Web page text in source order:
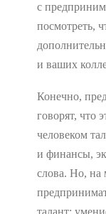
с
посмотреть,
и ваших
Конечно,
говорят, что
человеком
и финансы,
слова. Но, на
талант: